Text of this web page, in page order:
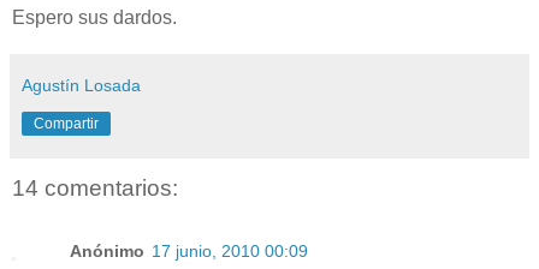
Espero sus dardos.
Agustín Losada
Compartir
14 comentarios:
Anónimo 17 junio, 2010 00:09